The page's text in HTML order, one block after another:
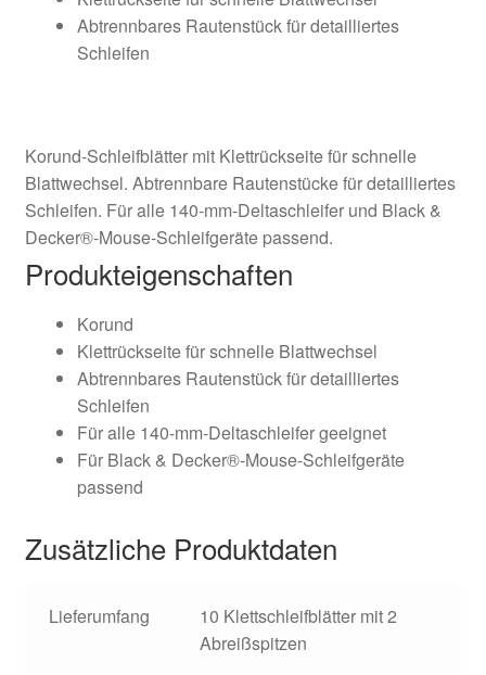
Abtrennbares Rautenstück für detailliertes
Schleifen
Korund-Schleifblätter mit Klettrückseite für schnelle
Blattwechsel. Abtrennbare Rautenstücke für detailliertes
Schleifen. Für alle 140-mm-Deltaschleifer und Black &
Decker®-Mouse-Schleifgeräte passend.
Produkteigenschaften
Korund
Klettrückseite für schnelle Blattwechsel
Abtrennbares Rautenstück für detailliertes
Schleifen
Für alle 140-mm-Deltaschleifer geeignet
Für Black & Decker®-Mouse-Schleifgeräte
passend
Zusätzliche Produktdaten
Lieferumfang
10 Klettschleifblätter mit 2
Abreißspitzen